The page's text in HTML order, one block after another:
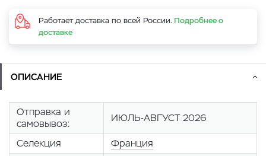
Работает доставка по всей России. Подробнее о
доставке
ОПИСАНИЕ
Отправка и
самовывоз:
ИЮЛЬ-АВГУСТ 2026
Селекция
Франция